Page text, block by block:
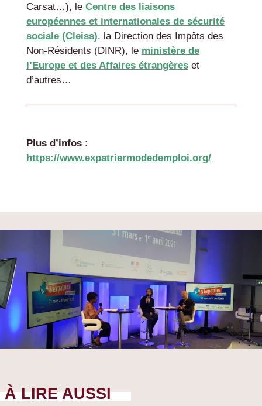
Carsat…), le Centre des liaisons
européennes et internationales de sécurité
sociale (Cleiss), la Direction des Impôts des
Non-Résidents (DINR), le ministère de
l’Europe et des Affaires étrangèreset
d’autres…
Plus d’infos :
https://www.expatriermodedemploi.org/
À LIRE AUSSI